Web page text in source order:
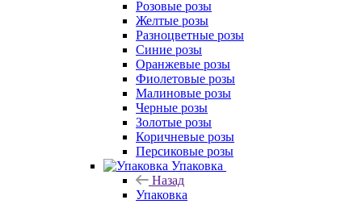
Розовые розы
Желтые розы
Разноцветные розы
Синие розы
Оранжевые розы
Фиолетовые розы
Малиновые розы
Черные розы
Золотые розы
Коричневые розы
Персиковые розы
Упаковка
Назад
Упаковка